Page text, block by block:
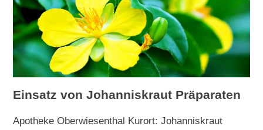
Einsatz von Johanniskraut Präparaten
Apotheke Oberwiesenthal Kurort: Johanniskraut